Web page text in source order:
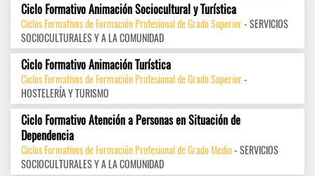
Ciclo Formativo Animación Sociocultural y Turística
Ciclos Formativos de Formación Profesional de Grado Superior- SERVICIOS
SOCIOCULTURALES Y A LA COMUNIDAD
Ciclo Formativo Animación Turística
Ciclos Formativos de Formación Profesional de Grado Superior-
HOSTELERÍA Y TURISMO
Ciclo Formativo Atención a Personas en Situación de
Dependencia
Ciclos Formativos de Formación Profesional de Grado Medio- SERVICIOS
SOCIOCULTURALES Y A LA COMUNIDAD